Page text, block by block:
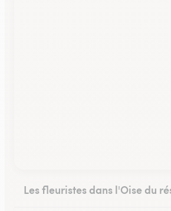
Les fleuristes dans l'Oise du